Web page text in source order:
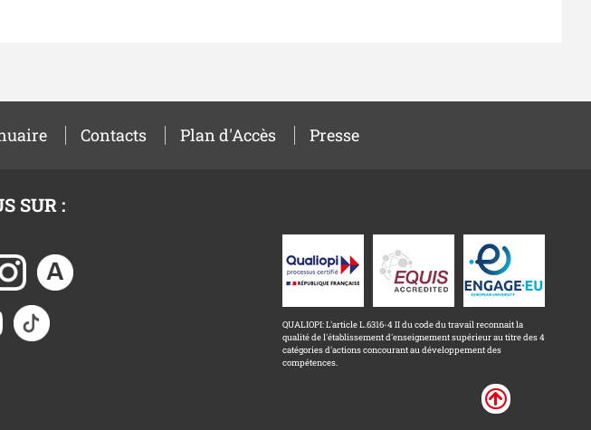
Contacts Plan d'Accès Presse
SUR :
QUALIOPI: L'article L.6316-4 II du code du travail reconnait la
qualité de l'établissement d'enseignement supérieur au titre des 4
catégories d'actions concourant au développement des
compétences.